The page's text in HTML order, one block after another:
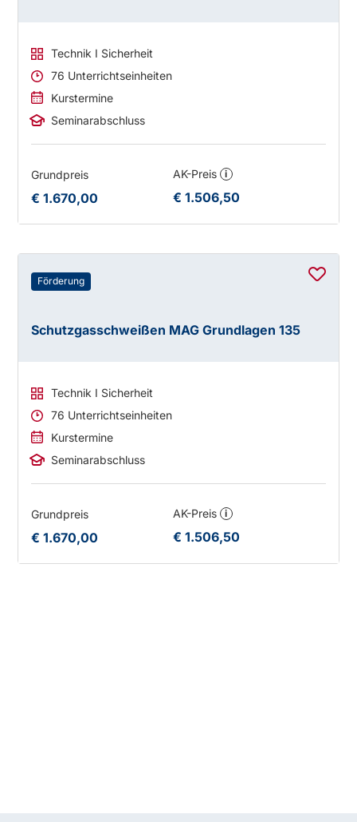
Technik I Sicherheit
76 Unterrichtseinheiten
Kurstermine
Seminarabschluss
Grundpreis
€ 1.670,00
AK-Preis i
€ 1.506,50
Förderung
Schutzgasschweißen MAG Grundlagen 135
Technik I Sicherheit
76 Unterrichtseinheiten
Kurstermine
Seminarabschluss
Grundpreis
€ 1.670,00
AK-Preis i
€ 1.506,50